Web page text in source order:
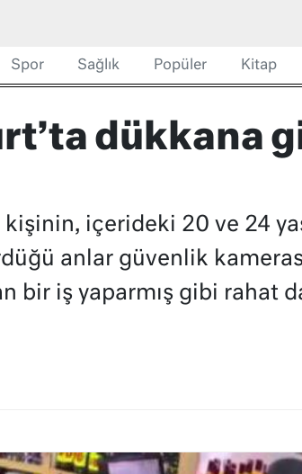
Spor Sağlık Popüler Kitap
dükkana
içerideki 20 ve 24
anlar güvenlik
bir iş yaparmış gibi rahat